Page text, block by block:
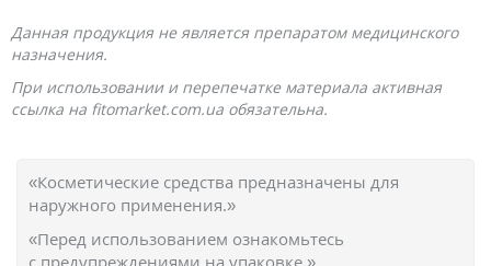
Данная продукция не является препаратом медицинского
назначения.
При использовании и перепечатке материала активная
ссылка на fitomarket.com.ua обязательна.
«Косметические средства предназначены для
наружного применения.»
«Перед использованием ознакомьтесь
с предупреждениями на упаковке.»